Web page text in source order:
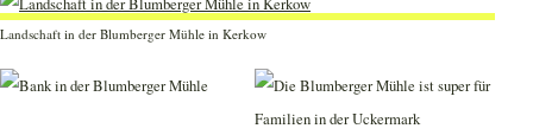
Landschaft in der Blumberger Mühle in Kerkow